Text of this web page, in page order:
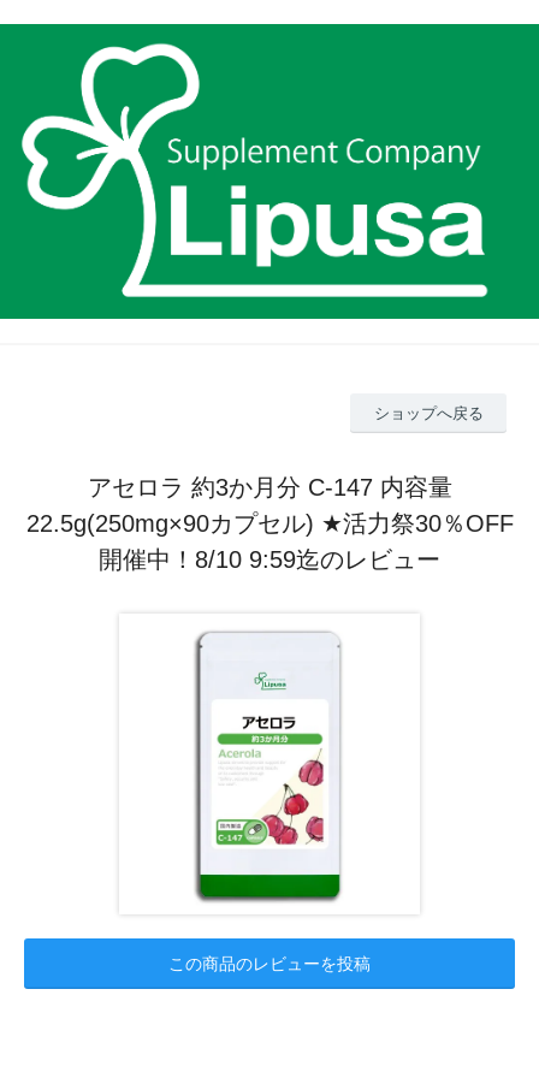
ショップへ戻る
アセロラ 約3か月分 C-147 内容量
22.5g(250mg×90カプセル) ★活力祭30％OFF
開催中！8/10 9:59迄のレビュー
この商品のレビューを投稿